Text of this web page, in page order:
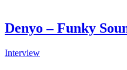
Denyo – Funky
Interview